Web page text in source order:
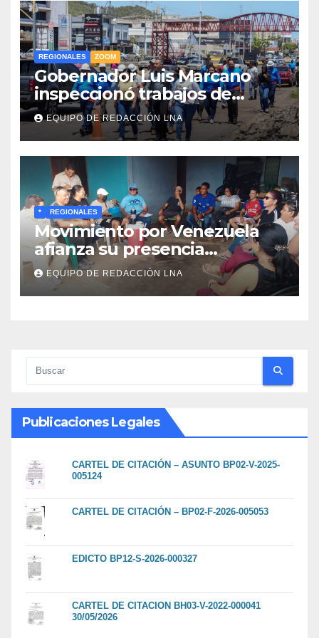
REGIONALES ZOOM
Gobernador Luis Marcano
inspeccionó trabajos de
rehabilitación en al Av.
Intercomunal
EQUIPO DE REDACCIÓN LNA
* REGIONALES
Movimiento por Venezuela
afianza su presencia
comunitaria en La Ponderosa
y otras comunidades de
Anzoátegui
EQUIPO DE REDACCIÓN LNA
Publicaciones Legales
CARTEL DE CITACIÓN – ASUNTO BP02-V-2025-
005124
CARTEL DE CITACIÓN – BP02-F-2026-005053
EDICTO BP12-S-2026-000327
CARTEL DE CITACION BH03-V-2022-000041
30/05/2026